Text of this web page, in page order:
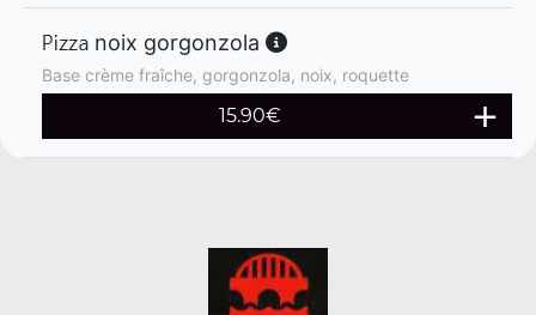
noix gorgonzola
Base crème fraîche, gorgonzola, noix, roquette
15.90€